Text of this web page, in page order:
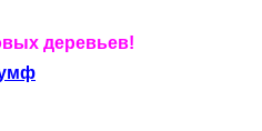
деревьев!